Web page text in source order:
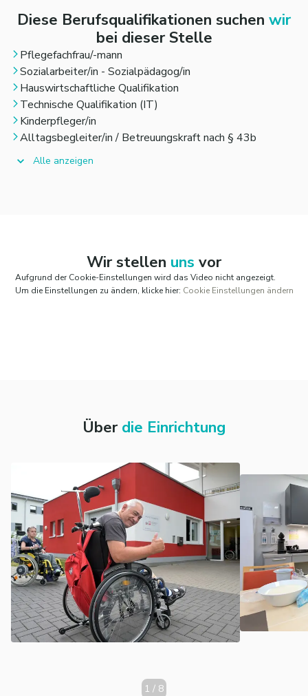
Diese Berufsqualifikationen suchen wir
bei dieser Stelle
Pflegefachfrau/-mann
Sozialarbeiter/in - Sozialpädagog/in
Hauswirtschaftliche Qualifikation
Technische Qualifikation (IT)
Kinderpfleger/in
Alltagsbegleiter/in / Betreuungskraft nach § 43b
Alle anzeigen
Wir stellen uns vor
Aufgrund der Cookie-Einstellungen wird das Video nicht angezeigt.
Um die Einstellungen zu ändern, klicke hier: Cookie Einstellungen ändern
Über die Einrichtung
1 / 8